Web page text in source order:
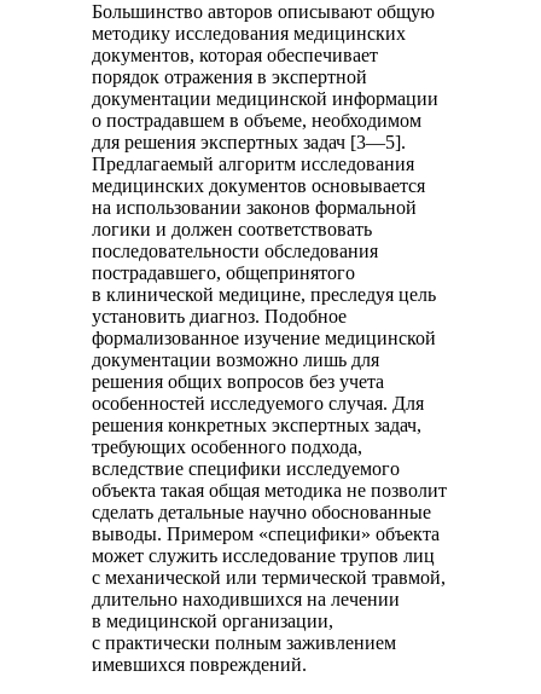
Большинство авторов описывают общую
методику исследования медицинских
документов, которая обеспечивает
порядок отражения в экспертной
документации медицинской информации
о пострадавшем в объеме, необходимом
для решения экспертных задач [3—5].
Предлагаемый алгоритм исследования
медицинских документов основывается
на использовании законов формальной
логики и должен соответствовать
последовательности обследования
пострадавшего, общепринятого
в клинической медицине, преследуя цель
установить диагноз. Подобное
формализованное изучение медицинской
документации возможно лишь для
решения общих вопросов без учета
особенностей исследуемого случая. Для
решения конкретных экспертных задач,
требующих особенного подхода,
вследствие специфики исследуемого
объекта такая общая методика не позволит
сделать детальные научно обоснованные
выводы. Примером «специфики» объекта
может служить исследование трупов лиц
с механической или термической травмой,
длительно находившихся на лечении
в медицинской организации,
с практически полным заживлением
имевшихся повреждений.